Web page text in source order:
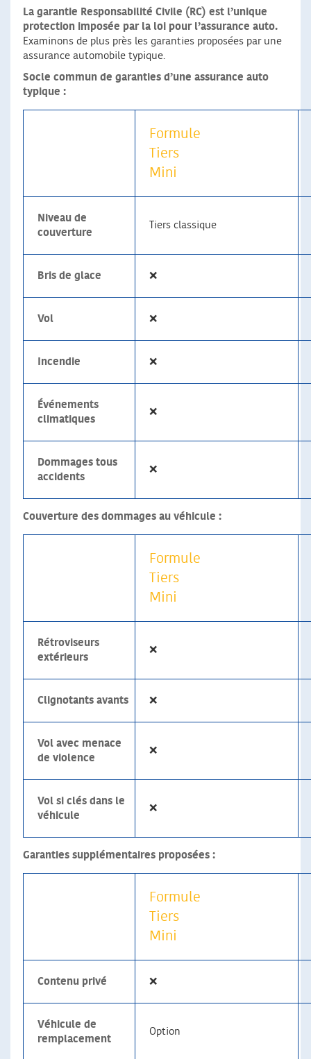
La garantie Responsabilité Civile (RC) est l’unique
protection imposée par la loi pour l’assurance auto.
Examinons de plus près les garanties proposées par une
assurance automobile typique.
Socle commun de garanties d’une assurance auto
typique :
Formule
Tiers
Mini
Niveau de
couverture
Tiers classique
Bris de glace ❌
Vol ❌
Incendie ❌
Événements
climatiques
❌
Dommages tous
accidents
❌
Couverture des dommages au véhicule :
Formule
Tiers
Mini
Rétroviseurs
extérieurs
❌
Clignotants avants ❌
Vol avec menace
de violence
❌
Vol si clés dans le
véhicule
❌
Garanties supplémentaires proposées :
Formule
Tiers
Mini
Contenu privé ❌
Véhicule de
remplacement
Option